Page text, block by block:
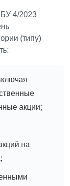
4/2023
(типу)
акции;
на